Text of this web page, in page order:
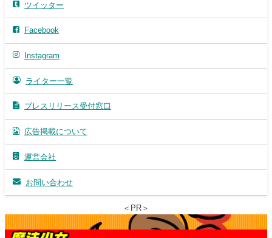
ツイッター
Facebook
Instagram
ライター一覧
プレスリリース受付窓口
広告掲載について
運営会社
お問い合わせ
＜PR＞